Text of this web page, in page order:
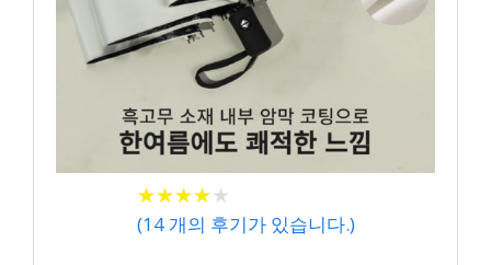
★★★★★
★★★★★
(14개의 후기가 있습니다.)